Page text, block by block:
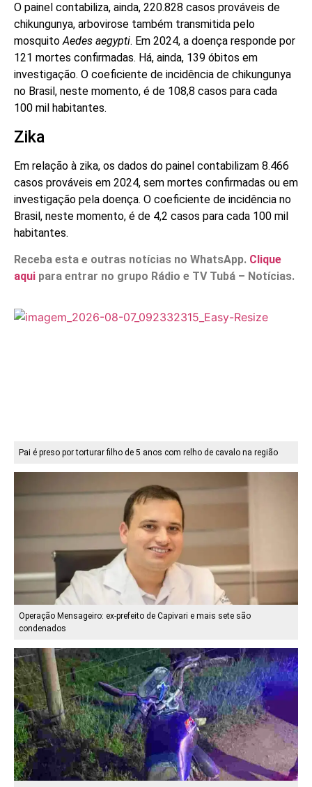
O painel contabiliza, ainda, 220.828 casos prováveis de
chikungunya, arbovirose também transmitida pelo
mosquitoAedes aegypti. Em 2024, a doença responde por
121 mortes confirmadas. Há, ainda, 139 óbitos em
investigação. O coeficiente de incidência de chikungunya
no Brasil, neste momento, é de 108,8 casos para cada
100 mil habitantes.
Zika
Em relação à zika, os dados do painel contabilizam 8.466
casos prováveis em 2024, sem mortes confirmadas ou em
investigação pela doença. O coeficiente de incidência no
Brasil, neste momento, é de 4,2 casos para cada 100 mil
habitantes.
Receba esta e outras notícias no WhatsApp. Clique
aqui para entrar no grupo Rádio e TV Tubá – Notícias.
Pai é preso por torturar filho de 5 anos com relho de cavalo na região
Operação Mensageiro: ex-prefeito de Capivari e mais sete são
condenados